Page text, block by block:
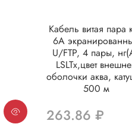
Кабель витая пара
6A
U/FTP, 4 пары,
LSLTx,цвет
оболочки аква,
500 м
263.86 ₽